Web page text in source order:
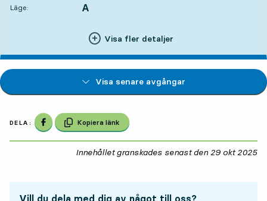
Läge:
LÄGE, A
,
Visa fler detaljer
Visa senare avgångar
DELA: Dela på Facebook
Kopiera länk
Innehållet granskades senast den 29 okt 2025
Vill du dela med dig av något till oss?